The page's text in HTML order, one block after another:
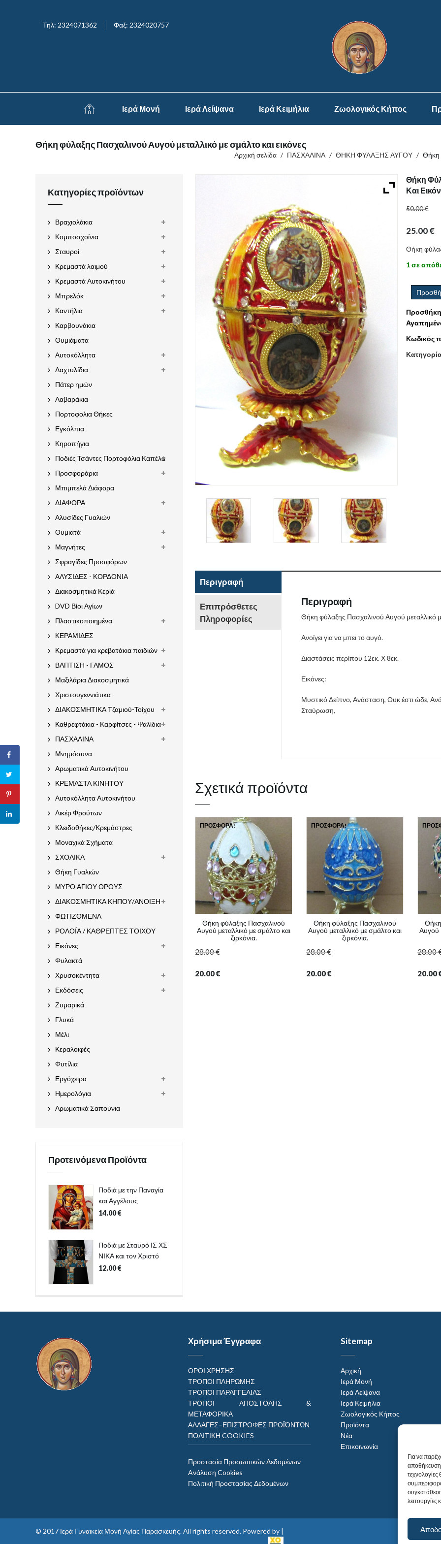
Για να
αποθήκευση
λειτουργίες
Τηλ: 2324071362 Φαξ: 2324020757
Ιερά Μονή Ιερά Λείψανα Ιερά Κειμήλια Ζωολογικός Κήπος
Θήκη φύλαξης Πασχαλινού Αυγού μεταλλικό με σμάλτο και εικόνες
Αρχική σελίδα / ΠΑΣΧΑΛΙΝΑ / ΘΗΚΗ ΦΥΛΑΞΗΣ ΑΥΓΟΥ / Θήκη
Θήκη
Και
50.00€
25.00€
Θήκη
1 σε
Κωδικός
Περιγραφή
Επιπρόσθετες
Πληροφορίες
Περιγραφή
Θήκη φύλαξης Πασχαλινού Αυγού μεταλλικό
Ανοίγει για να μπει το αυγό.
Διαστάσεις περίπου 12εκ. Χ 8εκ.
Εικόνες:
Μυστικό Δείπνο, Ανάσταση, Ουκ έστι ώδε,
Σταύρωση,
Σχετικά προϊόντα
ΠΡΟΣΦΟΡΆ!
Θήκη φύλαξης Πασχαλινού
Αυγού μεταλλικό με σμάλτο και
ζιρκόνια.
28.00€
20.00€
ΠΡΟΣΦΟΡΆ!
Θήκη φύλαξης Πασχαλινού
Αυγού μεταλλικό με σμάλτο και
ζιρκόνια.
28.00€
20.00€
Αυγού
28.00
20.00
Κατηγορίες προϊόντων
Βραχιολάκια
Κομποσχοίνια
Σταυροί
Κρεμαστά λαιμού
Κρεμαστά Αυτοκινήτου
Μπρελόκ
Καντήλια
Καρβουνάκια
Θυμιάματα
Αυτοκόλλητα
Δαχτυλίδια
Πάτερ ημών
Λαβαράκια
Πορτοφολια Θήκες
Εγκόλπια
Κηροπήγια
Ποδιές Τσάντες Πορτοφόλια Καπέλα
Προσφοράρια
Μπιμπελά Διάφορα
ΔΙΑΦΟΡΑ
Αλυσίδες Γυαλιών
Θυμιατά
Μαγνήτες
Σφραγίδες Προσφόρων
ΑΛΥΣΙΔΕΣ - ΚΟΡΔΟΝΙΑ
Διακοσμητικά Κεριά
DVD Βίοι Αγίων
Πλαστικοποιημένα
ΚΕΡΑΜΙΔΕΣ
Κρεμαστά για κρεβατάκια παιδιών
ΒΑΠΤΙΣΗ - ΓΑΜΟΣ
Μαξιλάρια Διακοσμητικά
Χριστουγεννιάτικα
ΔΙΑΚΟΣΜΗΤΙΚΑ Τζαμιού-Τοίχου
Καθρεφτάκια - Καρφίτσες - Ψαλίδια
ΠΑΣΧΑΛΙΝΑ
Μνημόσυνα
Αρωματικά Αυτοκινήτου
ΚΡΕΜΑΣΤΑ ΚΙΝΗΤΟΥ
Αυτοκόλλητα Αυτοκινήτου
Λικέρ Φρούτων
Κλειδοθήκες/Κρεμάστρες
Μοναχικά Σχήματα
ΣΧΟΛΙΚΑ
Θήκη Γυαλιών
ΜΥΡΟ ΑΓΙΟΥ ΟΡΟΥΣ
ΔΙΑΚΟΣΜΗΤΙΚΑ ΚΗΠΟΥ/ΑΝΟΙΞΗ
ΦΩΤΙΖΟΜΕΝΑ
ΡΟΛΟΪΑ / ΚΑΘΡΕΠΤΕΣ ΤΟΙΧΟΥ
Εικόνες
Φυλακτά
Χρυσοκέντητα
Εκδόσεις
Ζυμαρικά
Γλυκά
Μέλι
Κεραλοιφές
Φυτίλια
Εργόχειρα
Ημερολόγια
Αρωματικά Σαπούνια
Προτεινόμενα Προϊόντα
Ποδιά με την Παναγία
και Αγγέλους
14.00€
Ποδιά με Σταυρό ΙΣ ΧΣ
ΝΙΚΑ και τον Χριστό
12.00€
Χρήσιμα Έγγραφα
ΟΡΟΙ ΧΡΗΣΗΣ
ΤΡΟΠΟΙ ΠΛΗΡΩΜΗΣ
ΤΡΟΠΟΙ ΠΑΡΑΓΓΕΛΙΑΣ
ΤΡΟΠΟΙ ΑΠΟΣΤΟΛΗΣ &
ΜΕΤΑΦΟΡΙΚΑ
ΑΛΛΑΓΕΣ–ΕΠΙΣΤΡΟΦΕΣ ΠΡΟΪΌΝΤΩΝ
ΠΟΛΙΤΙΚΗ COOKIES
Προστασία Προσωπικών Δεδομένων
Aνάλυση Cookies
Πολιτική Προστασίας Δεδομένων
Sitemap
Αρχική
Ιερά Μονή
Ιερά Λείψανα
Ιερά Κειμήλια
Ζωολογικός Κήπος
Προϊόντα
Νέα
Επικοινωνία
© 2017 Ιερά Γυναικεία Μονή Αγίας Παρασκευής. All rights reserved. Powered by |